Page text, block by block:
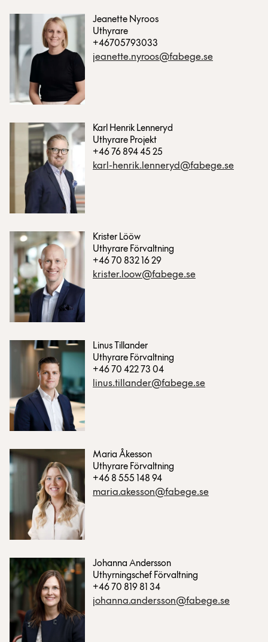
Jeanette Nyroos
Uthyrare
+46705793033
jeanette.nyroos@fabege.se
Karl Henrik Lenneryd
Uthyrare Projekt
+46 76 894 45 25
karl-henrik.lenneryd@fabege.se
Krister Lööw
Uthyrare Förvaltning
+46 70 832 16 29
krister.loow@fabege.se
Linus Tillander
Uthyrare Förvaltning
+46 70 422 73 04
linus.tillander@fabege.se
Maria Åkesson
Uthyrare Förvaltning
+46 8 555 148 94
maria.akesson@fabege.se
Johanna Andersson
Uthyrningschef Förvaltning
+46 70 819 81 34
johanna.andersson@fabege.se